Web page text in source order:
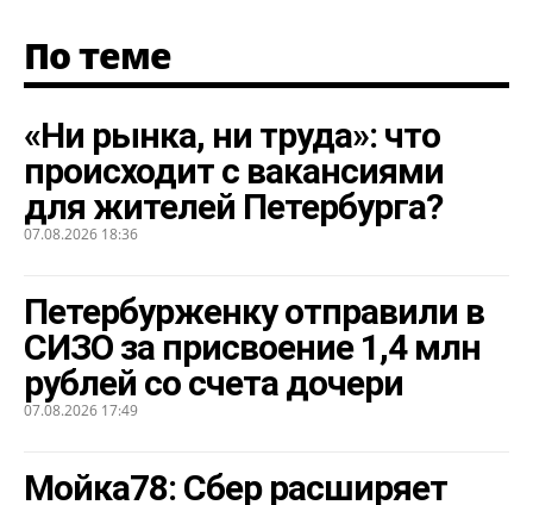
По теме
«Ни рынка, ни труда»: что
происходит с вакансиями
для жителей Петербурга?
07.08.2026 18:36
Петербурженку отправили в
СИЗО за присвоение 1,4 млн
рублей со счета дочери
07.08.2026 17:49
Мойка78: Сбер расширяет